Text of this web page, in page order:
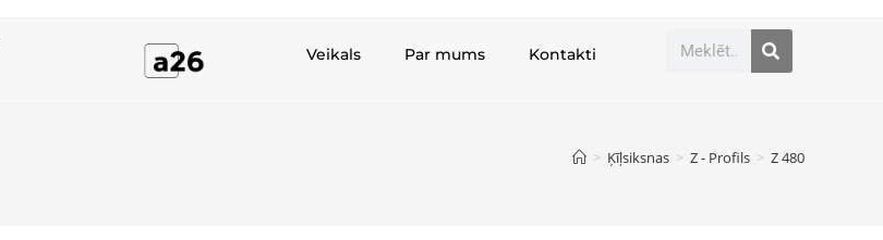
Veikals Par mums Kontakti
> Ķīļsiksnas > Z - Profils > Z 480